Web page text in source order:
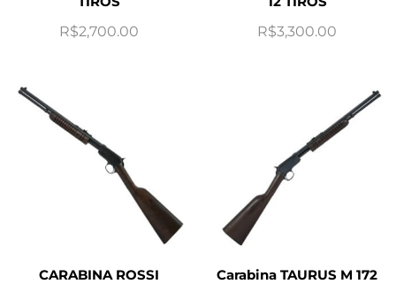
R$2,700.00 R$3,300.00
CARABINA ROSSI
Carabina TAURUS M 172